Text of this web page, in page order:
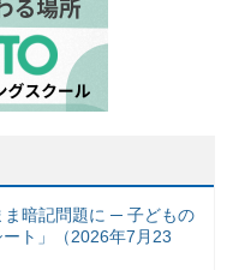
暗記問題に ─ 子どもの
ト」（2026年7月23